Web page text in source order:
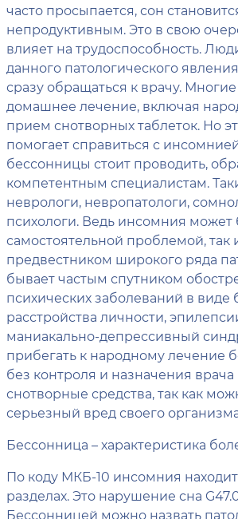
часто просыпается, сон
непродуктивным. Это в свою
влияет на трудоспособность.
данного патологического
сразу обращаться к врачу.
домашнее лечение, включая
прием снотворных таблеток. Но
помогает справиться с
бессонницы стоит проводить,
компетентным специалистам.
неврологи, невропатологи,
психологи. Ведь инсомния может
самостоятельной проблемой, так
предвестником широкого ряда
бывает частым спутником
психических заболеваний в виде
расстройства личности,
маниакально-депрессивный
прибегать к народному лечение
без контроля и назначения врача
снотворные средства, так как
серьезный вред своего
Бессонница – характеристика
По коду МКБ-10 инсомния
разделах. Это нарушение сна
Бессонницей можно назвать